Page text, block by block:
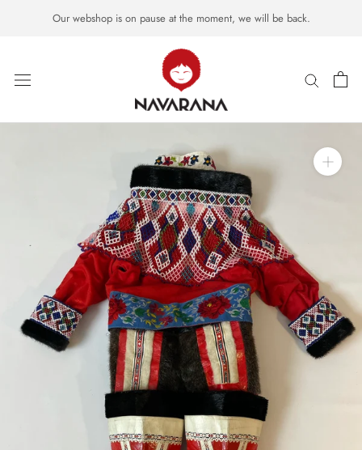
Our webshop is on pause at the moment, we will be back.